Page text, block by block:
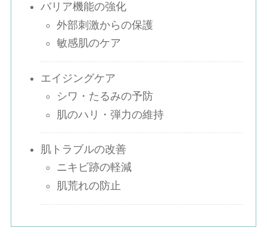
バリア機能の強化
外部刺激からの保護
敏感肌のケア
エイジングケア
シワ・たるみの予防
肌のハリ・弾力の維持
肌トラブルの改善
ニキビ跡の軽減
肌荒れの防止